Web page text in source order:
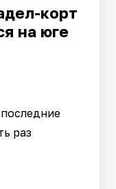
корт
на юге
раз